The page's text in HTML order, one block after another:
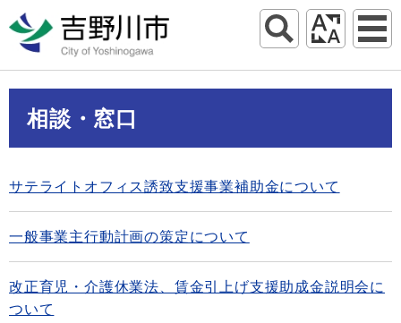
相談・窓口
サテライトオフィス誘致支援事業補助金について
一般事業主行動計画の策定について
改正育児・介護休業法、賃金引上げ支援助成金説明会に
ついて